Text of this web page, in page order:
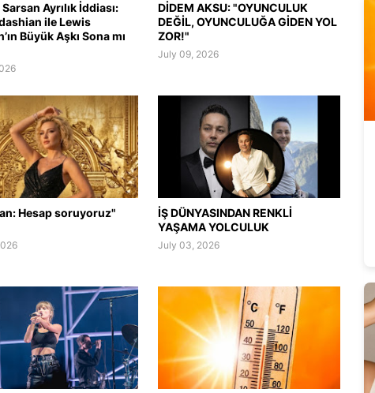
Ayrılık İddiası:
ile Lewis
Büyük Aşkı Sona mı
DİDEM AKSU: "OYUNCULUK
DEĞİL, OYUNCULUĞA GİDEN YOL
ZOR!"
July 09, 2026
Hesap soruyoruz"
İŞ DÜNYASINDAN RENKLİ
YAŞAMA YOLCULUK
July 03, 2026